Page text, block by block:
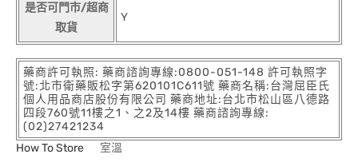
是否可門市/超商
取貨
Y
藥商許可執照: 藥商諮詢專線:0800-051-148 許可執照字
號:北市衛藥販松字第620101C611號 藥商名稱:台灣屈臣氏
個人用品商店股份有限公司 藥商地址:台北市松山區八德路
四段760號11樓之1、之2及14樓 藥商諮詢專線:
(02)27421234
How To Store
室溫